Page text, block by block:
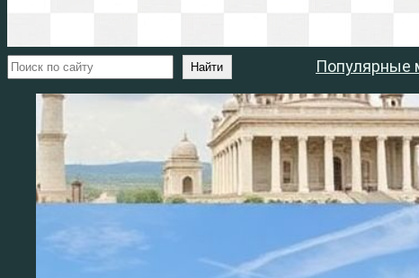
Поиск Найти Популярные